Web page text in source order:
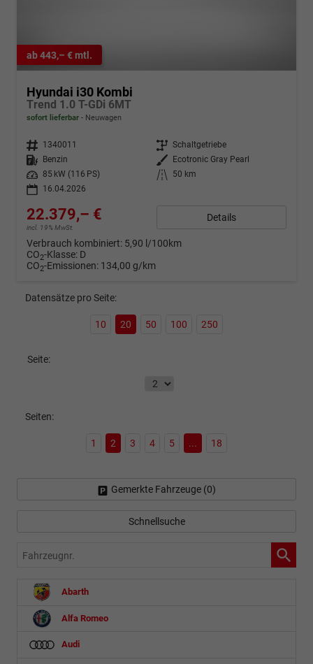
ab 443,– € mtl.
Hyundai i30 Kombi
Trend 1.0 T-GDi 6MT
sofort lieferbar Neuwagen
Fahrzeugnr. 1340011 Getriebe Schaltgetriebe
Kraftstoff
Benzin Außenfarbe
Ecotronic Gray Pearl
Leistung
85 kW (116 PS) Kilometerstand
50 km
16.04.2026
22.379,– €
incl. 19% MwSt.
Details
Verbrauch kombiniert: 5,90 l/100km
CO2-Klasse: D
CO2-Emissionen: 134,00 g/km
Datensätze pro Seite:
10 20 50 100 250
Seite:
Seiten:
1 2 3 4 5 ... 18
Gemerkte Fahrzeuge (0)
Schnellsuche
Fahrzeugnr.
Abarth
Alfa Romeo
Audi